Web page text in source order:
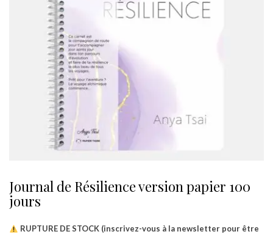
Journal de Résilience version papier 100
jours
RUPTURE DE STOCK (inscrivez-vous à la newsletter pour être